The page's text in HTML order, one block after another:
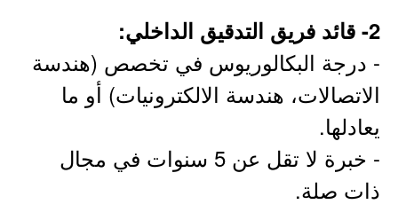
2- قائد فريق التدقيق الداخلي:
- درجة البكالوريوس في تخصص (هندسة
الاتصالات، هندسة الالكترونيات) أو ما
يعادلها.
- خبرة لا تقل عن 5 سنوات في مجال
ذات صلة.